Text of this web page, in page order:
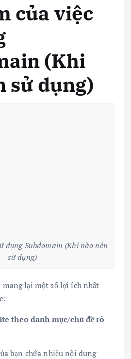
của việc
(Khi
sử dụng)
dụng Subdomain (Khi nào nên
sử dụng)
mang lại một số lợi ích nhất
theo danh mục/chủ đề rõ
bạn chứa nhiều nội dung